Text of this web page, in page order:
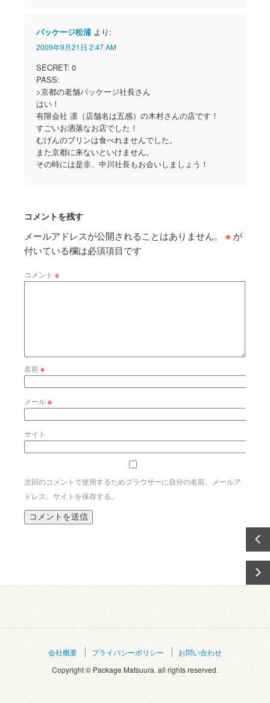
パッケージ松浦 より:
2009年9月21日 2:47 AM
SECRET: 0
PASS:
>京都の老舗パッケージ社長さん
はい！
有限会社 凛（店舗名は五感）の木村さんの店です！
すごいお洒落なお店でした！
むげんのプリンは食べれませんでした。
また京都に来ないといけません。
その時には是非、中川社長もお会いしましょう！
コメントを残す
メールアドレスが公開されることはありません。 ※ が
付いている欄は必須項目です
コメント ※
名前※
メール※
サイト
次回のコメントで使用するためブラウザーに自分の名前、メールア
ドレス、サイトを保存する。
会社概要 プライバシーポリシー
お問い合わせ
Copyright © Package Matsuura. all rights reserved.